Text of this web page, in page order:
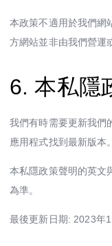
本政策不適用於我們網
方網站並非由我們營運
6. 本私隱
我們有時需要更新我們
應用程式找到最新版本。
本私隱政策聲明的英文
為準。
最後更新日期: 2023年